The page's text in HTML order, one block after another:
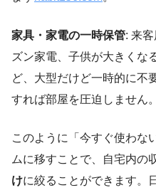
家具・家電の一時保管: 来
ズン家電、子供が大きくな
ど、大型だけど一時的に不
すれば部屋を圧迫しません。
このように「今すぐ使わな
ムに移すことで、自宅内の
けに絞ることができます。